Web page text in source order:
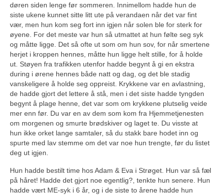
døren siden lenge før sommeren. Innimellom hadde hun de
siste ukene kunnet sitte litt ute på verandaen når det var fint
vær, men hun kom seg fort inn igjen når solen ble for sterk for
øyene. For det meste var hun så utmattet at hun følte seg syk
og måtte ligge. Det så ofte ut som om hun sov, for når smertene
herjet i kroppen hennes, måtte hun ligge helt stille, for å holde
ut. Støyen fra trafikken utenfor hadde begynt å gi en ekstra
during i ørene hennes både natt og dag, og det ble stadig
vanskeligere å holde seg oppreist. Krykkene var en avlastning,
de hadde gjort det lettere å stå, men i det siste hadde tyngden
begynt å plage henne, det var som om krykkene plutselig veide
mer enn før. Du var en av dem som kom fra Hjemmetjenesten
om morgenen og smurte brødskiver og laget te. Du visste at
hun ikke orket lange samtaler, så du stakk bare hodet inn og
spurte med lav stemme om det var noe hun trengte, før du listet
deg ut igjen.
Hun hadde bestilt time hos Adam & Eva i Strøget. Hun var så fæl
på håret! Hadde det gjort noe egentlig?, tenkte hun senere. Hun
hadde vært ME-syk i 6 år, og i de siste to årene hadde hun